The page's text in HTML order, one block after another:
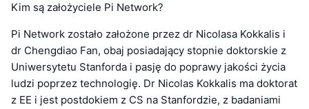
Kim są założyciele Pi Network?
Pi Network zostało założone przez dr Nicolasa Kokkalis i
dr Chengdiao Fan, obaj posiadający stopnie doktorskie z
Uniwersytetu Stanforda i pasję do poprawy jakości życia
ludzi poprzez technologię. Dr Nicolas Kokkalis ma doktorat
z EE i jest postdokiem z CS na Stanfordzie, z badaniami